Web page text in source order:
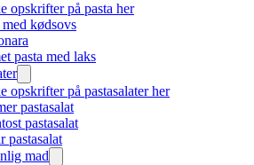
opskrifter på pasta her
med kødsovs
pasta med laks
opskrifter på pastasalater her
pastasalat
pastasalat
pastasalat
mad